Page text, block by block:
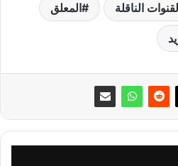
الناقلة المعلق